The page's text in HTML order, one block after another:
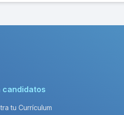
en National Soft al año?
candidatos
tu Currículum